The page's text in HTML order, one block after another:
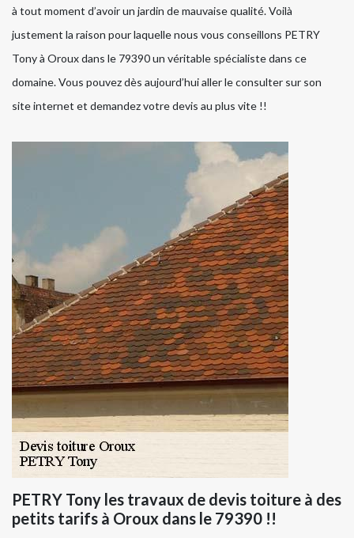
à tout moment d’avoir un jardin de mauvaise qualité. Voilà
justement la raison pour laquelle nous vous conseillons PETRY
Tony à Oroux dans le 79390 un véritable spécialiste dans ce
domaine. Vous pouvez dès aujourd’hui aller le consulter sur son
site internet et demandez votre devis au plus vite !!
PETRY Tony les travaux de devis toiture à des
petits tarifs à Oroux dans le 79390 !!